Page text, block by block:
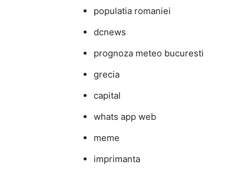
populatia romaniei
dcnews
prognoza meteo bucuresti
grecia
capital
whats app web
meme
imprimanta